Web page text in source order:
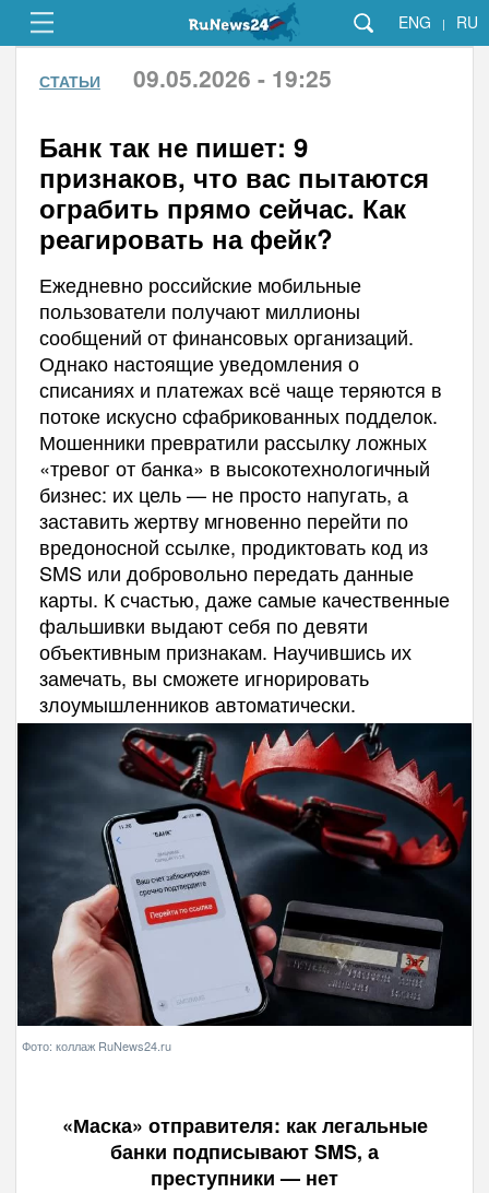
ENG | RU
СТАТЬИ 09.05.2026 - 19:25
Банк так не пишет: 9
признаков, что вас пытаются
ограбить прямо сейчас. Как
реагировать на фейк?
Ежедневно российские мобильные
пользователи получают миллионы
сообщений от финансовых организаций.
Однако настоящие уведомления о
списаниях и платежах всё чаще теряются в
потоке искусно сфабрикованных подделок.
Мошенники превратили рассылку ложных
«тревог от банка» в высокотехнологичный
бизнес: их цель — не просто напугать, а
заставить жертву мгновенно перейти по
вредоносной ссылке, продиктовать код из
SMS или добровольно передать данные
карты. К счастью, даже самые качественные
фальшивки выдают себя по девяти
объективным признакам. Научившись их
замечать, вы сможете игнорировать
злоумышленников автоматически.
Фото: коллаж RuNews24.ru
«Маска» отправителя: как легальные
банки подписывают SMS, а
преступники — нет